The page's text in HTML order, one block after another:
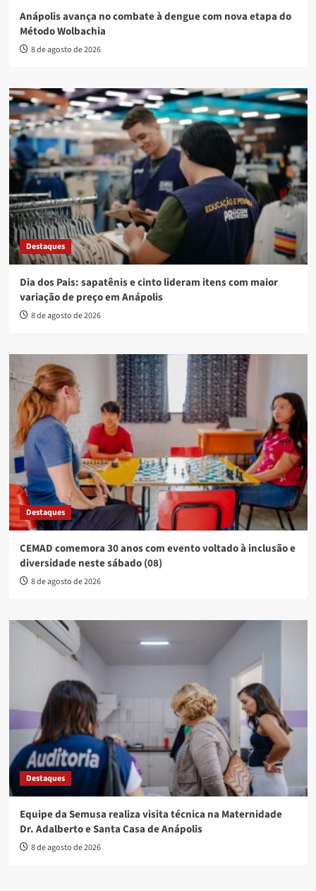
Anápolis avança no combate à dengue com nova etapa do
Método Wolbachia
8 de agosto de 2026
Destaques
Dia dos Pais: sapatênis e cinto lideram itens com maior
variação de preço em Anápolis
8 de agosto de 2026
Destaques
CEMAD comemora 30 anos com evento voltado à inclusão e
diversidade neste sábado (08)
8 de agosto de 2026
Destaques
Equipe da Semusa realiza visita técnica na Maternidade
Dr. Adalberto e Santa Casa de Anápolis
8 de agosto de 2026